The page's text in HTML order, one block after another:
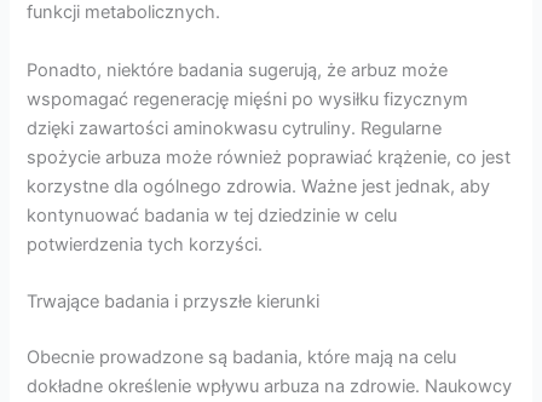
funkcji metabolicznych.
Ponadto, niektóre badania sugerują, że arbuz może
wspomagać regenerację mięśni po wysiłku fizycznym
dzięki zawartości aminokwasu cytruliny. Regularne
spożycie arbuza może również poprawiać krążenie, co jest
korzystne dla ogólnego zdrowia. Ważne jest jednak, aby
kontynuować badania w tej dziedzinie w celu
potwierdzenia tych korzyści.
Trwające badania i przyszłe kierunki
Obecnie prowadzone są badania, które mają na celu
dokładne określenie wpływu arbuza na zdrowie. Naukowcy